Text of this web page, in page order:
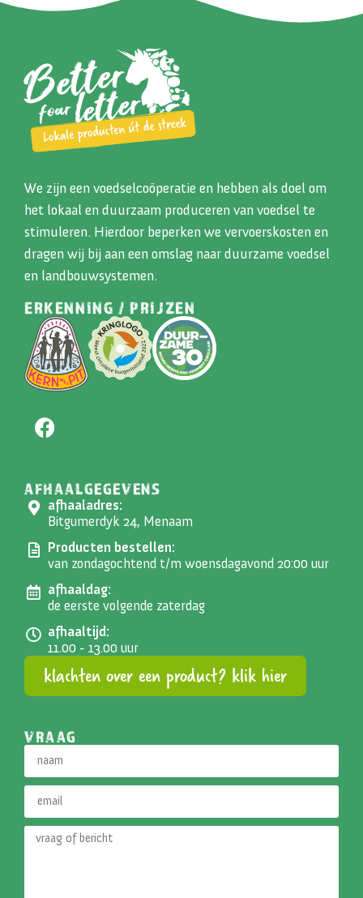
We zijn een voedselcoöperatie en hebben als doel om
het lokaal en duurzaam produceren van voedsel te
stimuleren. Hierdoor beperken we vervoerskosten en
dragen wij bij aan een omslag naar duurzame voedsel
en landbouwsystemen.
ERKENNING / PRIJZEN
AFHAALGEGEVENS
afhaaladres:
Bitgumerdyk 24, Menaam
Producten bestellen:
van zondagochtend t/m woensdagavond 20:00 uur
afhaaldag:
de eerste volgende zaterdag
afhaaltijd:
11.00 - 13.00 uur
klachten over een product? klik hier
VRAAG